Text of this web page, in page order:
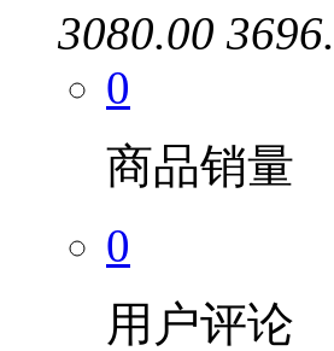
3080.00
0
商品销量
0
用户评论